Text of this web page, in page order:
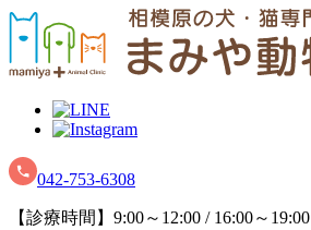
042-753-6308
【診療時間】9:00～12:00 / 16:00～19:00